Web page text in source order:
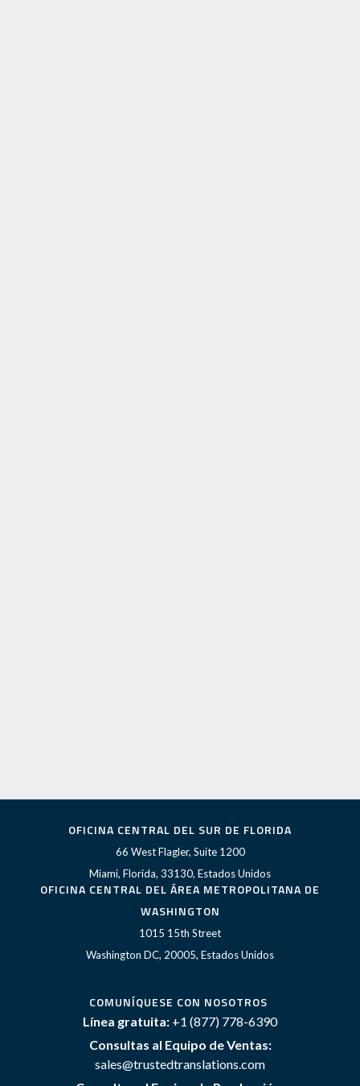
OFICINA CENTRAL DEL SUR DE FLORIDA
66 West Flagler, Suite 1200
Miami, Florida, 33130, Estados Unidos
OFICINA CENTRAL DEL ÁREA METROPOLITANA DE
WASHINGTON
1015 15th Street
Washington DC, 20005, Estados Unidos
COMUNÍQUESE CON NOSOTROS
Línea gratuita: +1 (877) 778-6390
Consultas al Equipo de Ventas:
sales@trustedtranslations.com